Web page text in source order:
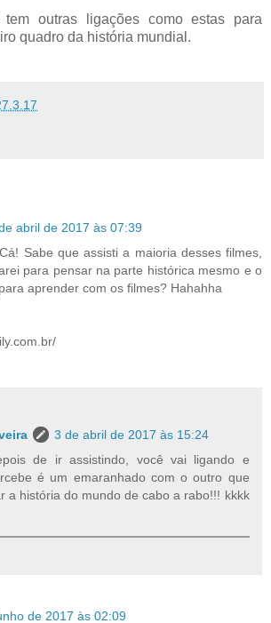
outras ligações como estas para
quadro da história mundial.
abril de 2017 às 07:39
Sabe que assisti a maioria desses filmes,
para pensar na parte histórica mesmo e o
aprender com os filmes? Hahahha
3 de abril de 2017 às 15:24
de ir assistindo, você vai ligando e
é um emaranhado com o outro que
a história do mundo de cabo a rabo!!! kkkk
de 2017 às 02:09